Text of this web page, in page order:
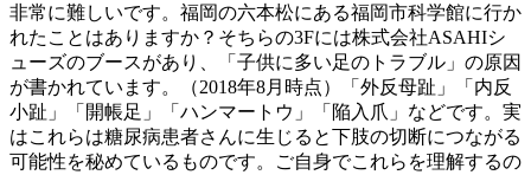
非常に難しいです。福岡の六本松にある福岡市科学館に行か
れたことはありますか？そちらの3Fには株式会社ASAHIシ
ューズのブースがあり、「子供に多い足のトラブル」の原因
が書かれています。（2018年8月時点）「外反母趾」「内反
小趾」「開帳足」「ハンマートウ」「陥入爪」などです。実
はこれらは糖尿病患者さんに生じると下肢の切断につながる
可能性を秘めているものです。ご自身でこれらを理解するの